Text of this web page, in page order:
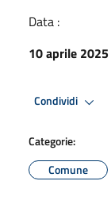
Data :
10 aprile 2025
Condividi
Categorie:
Comune